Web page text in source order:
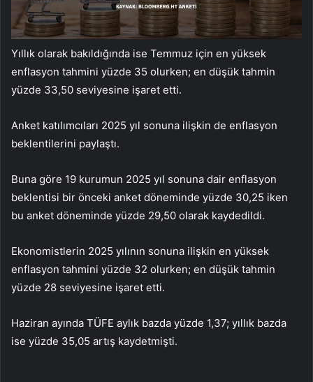
Yıllık olarak bakıldığında ise Temmuz için en yüksek
enflasyon tahmini yüzde 35 olurken; en düşük tahmin
yüzde 33,50 seviyesine işaret etti.
Anket katılımcıları 2025 yıl sonuna ilişkin de enflasyon
beklentilerini paylaştı.
Buna göre 19 kurumun 2025 yıl sonuna dair enflasyon
beklentisi bir önceki anket döneminde yüzde 30,25 iken
bu anket döneminde yüzde 29,50 olarak kaydedildi.
Ekonomistlerin 2025 yılının sonuna ilişkin en yüksek
enflasyon tahmini yüzde 32 olurken; en düşük tahmin
yüzde 28 seviyesine işaret etti.
Haziran ayında TÜFE aylık bazda yüzde 1,37; yıllık bazda
ise yüzde 35,05 artış kaydetmişti.